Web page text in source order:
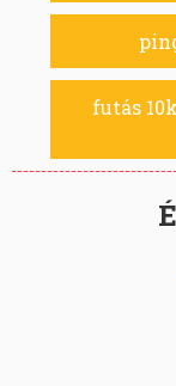
futás